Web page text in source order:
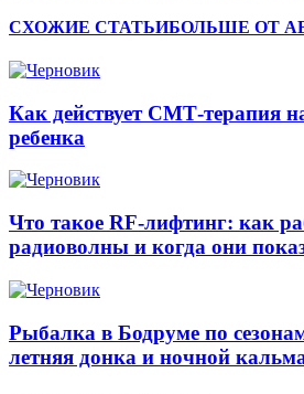
СХОЖИЕ СТАТЬИБОЛЬШЕ ОТ
Как действует СМТ-терапия
ребенка
Что такое RF-лифтинг: как
радиоволны и когда они
Рыбалка в Бодруме по
летняя донка и ночной